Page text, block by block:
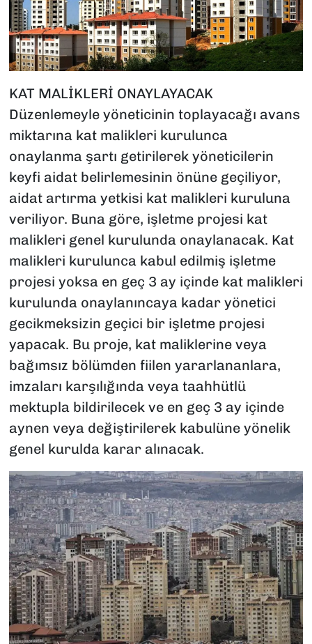
KAT MALİKLERİ ONAYLAYACAK
Düzenlemeyle yöneticinin toplayacağı avans
miktarına kat malikleri kurulunca
onaylanma şartı getirilerek yöneticilerin
keyfi aidat belirlemesinin önüne geçiliyor,
aidat artırma yetkisi kat malikleri kuruluna
veriliyor. Buna göre, işletme projesi kat
malikleri genel kurulunda onaylanacak. Kat
malikleri kurulunca kabul edilmiş işletme
projesi yoksa en geç 3 ay içinde kat malikleri
kurulunda onaylanıncaya kadar yönetici
gecikmeksizin geçici bir işletme projesi
yapacak. Bu proje, kat maliklerine veya
bağımsız bölümden fiilen yararlananlara,
imzaları karşılığında veya taahhütlü
mektupla bildirilecek ve en geç 3 ay içinde
aynen veya değiştirilerek kabulüne yönelik
genel kurulda karar alınacak.